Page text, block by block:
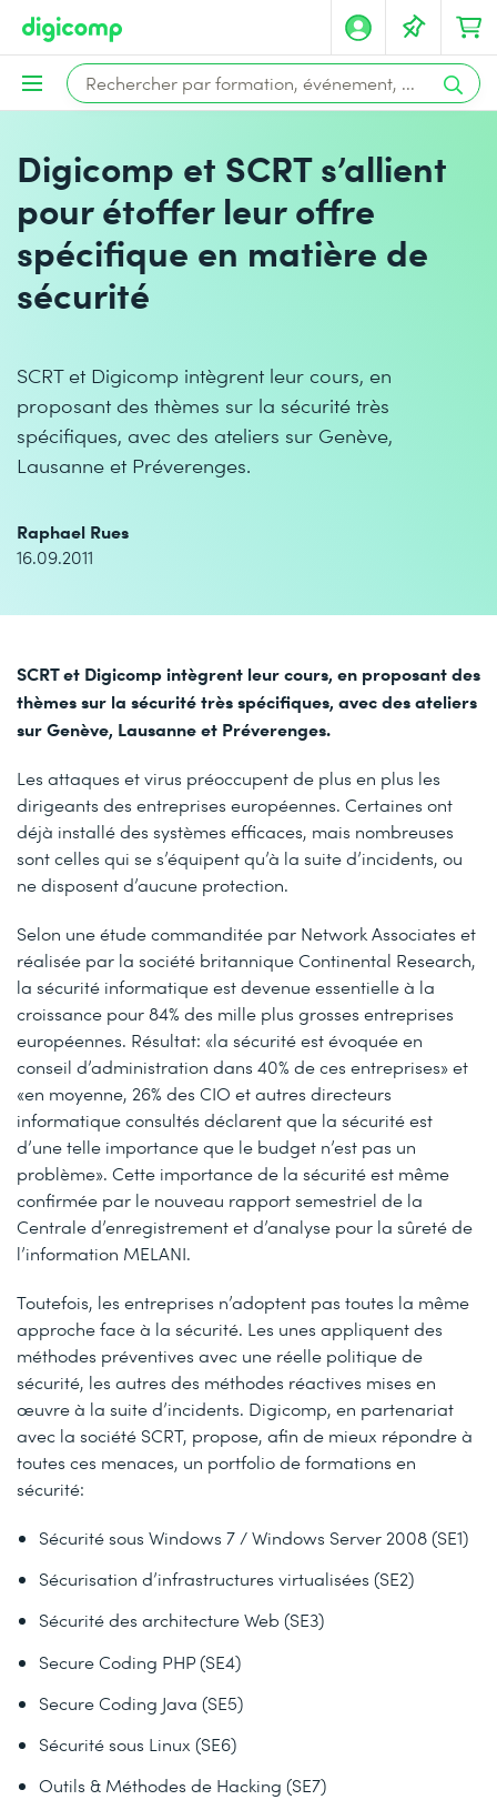
Digicomp et SCRT s’allient
pour étoffer leur offre
spécifique en matière de
sécurité
SCRT et Digicomp intègrent leur cours, en
proposant des thèmes sur la sécurité très
spécifiques, avec des ateliers sur Genève,
Lausanne et Préverenges.
Raphael Rues
16.09.2011
SCRT et Digicomp intègrent leur cours, en proposant des
thèmes sur la sécurité très spécifiques, avec des ateliers
sur Genève, Lausanne et Préverenges.
Les attaques et virus préoccupent de plus en plus les
dirigeants des entreprises européennes. Certaines ont
déjà installé des systèmes efficaces, mais nombreuses
sont celles qui se s’équipent qu’à la suite d’incidents, ou
ne disposent d’aucune protection.
Selon une étude commanditée par Network Associates et
réalisée par la société britannique Continental Research,
la sécurité informatique est devenue essentielle à la
croissance pour 84% des mille plus grosses entreprises
européennes. Résultat: «la sécurité est évoquée en
conseil d’administration dans 40% de ces entreprises» et
«en moyenne, 26% des CIO et autres directeurs
informatique consultés déclarent que la sécurité est
d’une telle importance que le budget n’est pas un
problème». Cette importance de la sécurité est même
confirmée par le nouveau rapport semestriel de la
Centrale d’enregistrement et d’analyse pour la sûreté de
l’information MELANI.
Toutefois, les entreprises n’adoptent pas toutes la même
approche face à la sécurité. Les unes appliquent des
méthodes préventives avec une réelle politique de
sécurité, les autres des méthodes réactives mises en
œuvre à la suite d’incidents. Digicomp, en partenariat
avec la société SCRT, propose, afin de mieux répondre à
toutes ces menaces, un portfolio de formations en
sécurité:
Sécurité sous Windows 7 / Windows Server 2008 (SE1)
Sécurisation d’infrastructures virtualisées (SE2)
Sécurité des architecture Web (SE3)
Secure Coding PHP (SE4)
Secure Coding Java (SE5)
Sécurité sous Linux (SE6)
Outils & Méthodes de Hacking (SE7)